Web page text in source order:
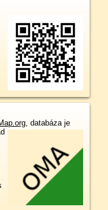
, databáza je